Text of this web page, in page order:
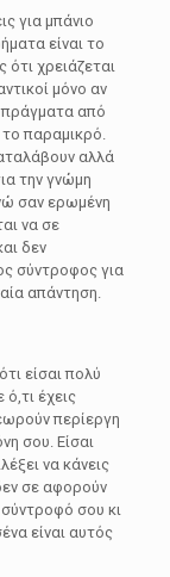
για μπάνιο
είναι το
ότι χρειάζεται
μόνο αν
πράγματα από
παραμικρό.
αλλά
την γνώμη
σαν ερωμένη
να σε
δεν
σύντροφος για
απάντηση.
είσαι πολύ
έχεις
περίεργη
σου. Είσαι
να κάνεις
σε αφορούν
σου κι
είναι αυτός